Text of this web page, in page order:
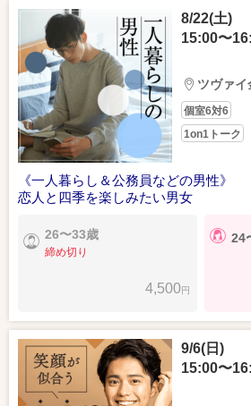
8/22(土)
15:00〜
ツヴァイ
個室6対6
1on1トーク
《一人暮らし＆公務員などの男性》
恋人と四季を楽しみたい男女
26〜33歳
締め切り
4,500円
24
9/6(日)
15:00〜